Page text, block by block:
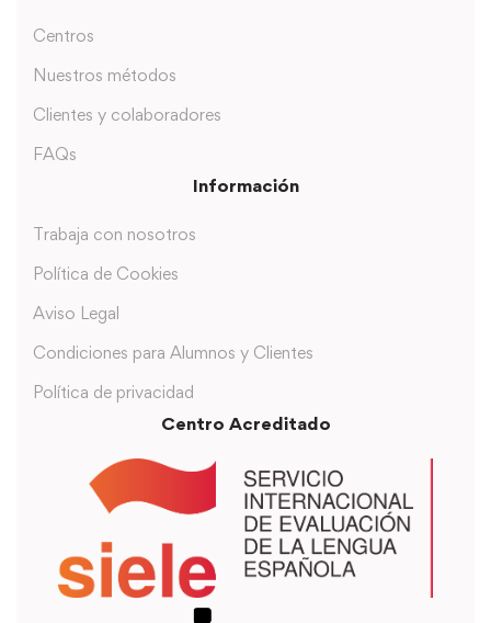
Centros
Nuestros métodos
Clientes y colaboradores
FAQs
Información
Trabaja con nosotros
Política de Cookies
Aviso Legal
Condiciones para Alumnos y Clientes
Política de privacidad
Centro Acreditado